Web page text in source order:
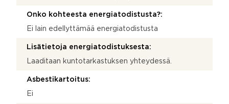
Onko kohteesta energiatodistusta?:
Ei lain edellyttämää energiatodistusta
Lisätietoja energiatodistuksesta:
Laaditaan kuntotarkastuksen yhteydessä.
Asbestikartoitus:
Ei